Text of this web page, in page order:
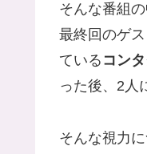
そんな番組
最終回のゲ
ている コン
った後、2人
そんな視力